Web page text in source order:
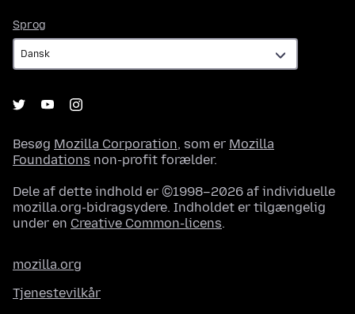
Sprog
Besøg Mozilla Corporation, som er Mozilla
Foundations non-profit forælder.
Dele af dette indhold er ©1998–2026 af individuelle
mozilla.org-bidragsydere. Indholdet er tilgængelig
under en Creative Common-licens.
mozilla.org
Tjenestevilkår